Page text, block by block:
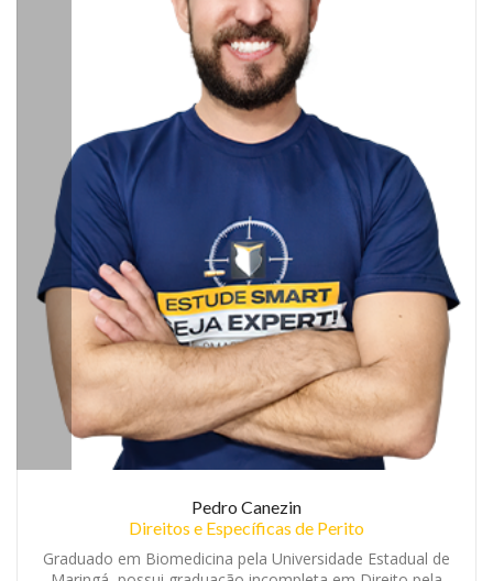
Pedro Canezin
Direitos e Específicas de Perito
Graduado em Biomedicina pela Universidade Estadual de